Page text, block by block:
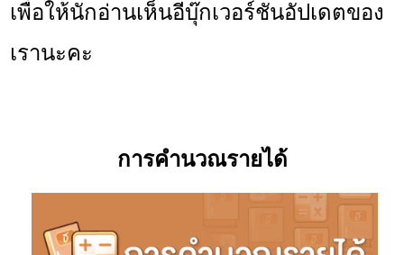
เพื่อให้นักอ่านเห็นอีบุ๊กเวอร์ชันอัปเดตของ
เรานะคะ
การคำนวณรายได้